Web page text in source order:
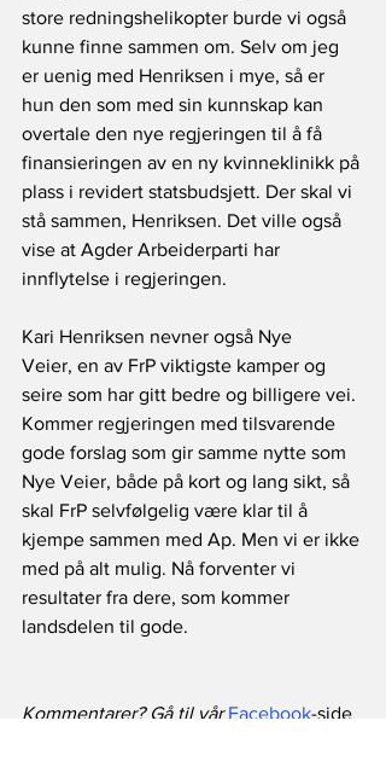
store redningshelikopter burde vi også
kunne finne sammen om. Selv om jeg
er uenig med Henriksen i mye, så er
hun den som med sin kunnskap kan
overtale den nye regjeringen til å få
finansieringen av en ny kvinneklinikk på
plass i revidert statsbudsjett. Der skal vi
stå sammen, Henriksen. Det ville også
vise at Agder Arbeiderparti har
innflytelse i regjeringen.
Kari Henriksen nevner også Nye
Veier, en av FrP viktigste kamper og
seire som har gitt bedre og billigere vei.
Kommer regjeringen med tilsvarende
gode forslag som gir samme nytte som
Nye Veier, både på kort og lang sikt, så
skal FrP selvfølgelig være klar til å
kjempe sammen med Ap. Men vi er ikke
med på alt mulig. Nå forventer vi
resultater fra dere, som kommer
landsdelen til gode.
Kommentarer? Gå til vår Facebook-side